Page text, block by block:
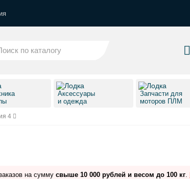
Аксессуары
и одежда
Запчасти для
моторов ПЛМ
4
на сумму свыше 10 000 рублей и весом до 100 кг.